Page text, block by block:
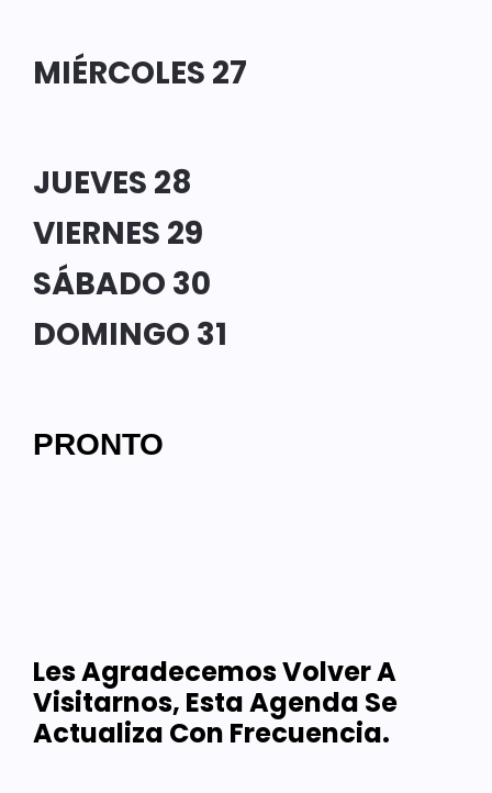
MIÉRCOLES 27
JUEVES 28
VIERNES 29
SÁBADO 30
DOMINGO 31
PRONTO
Les Agradecemos Volver A
Visitarnos, Esta Agenda Se
Actualiza Con Frecuencia.